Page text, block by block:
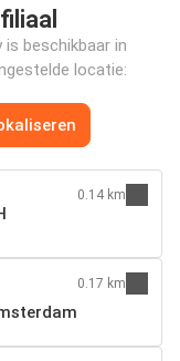
beschikbaar in
locatie:
0.14 km
0.17 km